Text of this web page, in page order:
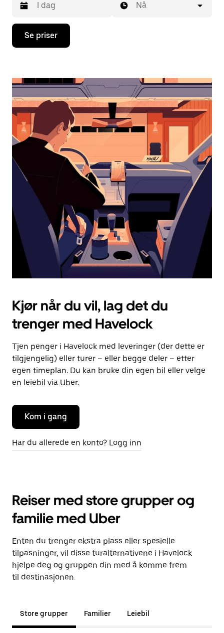
Trykk
piltast
åpne
og
velge
dato.
Trykk
på
Esc-
knappen
kalenderen.
Nå
Se priser
Kjør når du vil, lag det du
trenger med Havelock
Tjen penger i Havelock med leveringer (der dette er
tilgjengelig) eller turer – eller begge deler – etter
egen timeplan. Du kan bruke din egen bil eller velge
en leiebil via Uber.
Kom i gang
Har du allerede en konto? Logg inn
Reiser med store grupper og
familie med Uber
Enten du trenger ekstra plass eller spesielle
tilpasninger, vil disse turalternativene i Havelock
hjelpe deg og gruppen din med å komme frem
til destinasjonen.
Store grupper Familier Leiebil